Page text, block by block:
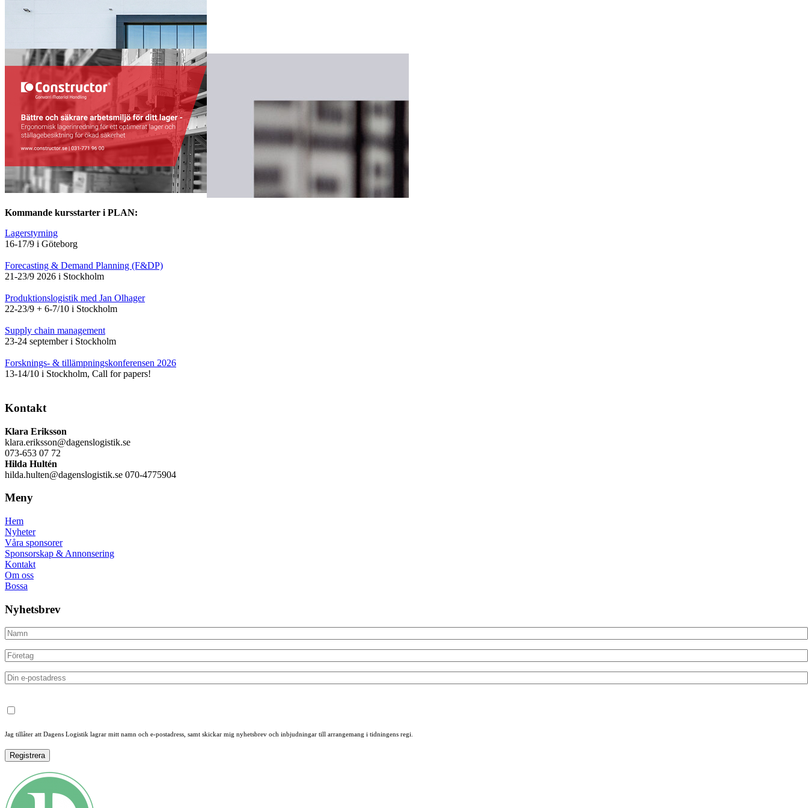
Kommande kursstarter i PLAN:
Lagerstyrning
16-17/9 i Göteborg
Forecasting & Demand Planning (F&DP)
21-23/9 2026 i Stockholm
Produktionslogistik med Jan Olhager
22-23/9 + 6-7/10 i Stockholm
Supply chain management
23-24 september i Stockholm
Forsknings- & tillämpningskonferensen 2026
13-14/10 i Stockholm, Call for papers!
Kontakt
Klara Eriksson
klara.eriksson@dagenslogistik.se
073-653 07 72
Hilda Hultén
hilda.hulten@dagenslogistik.se 070-4775904
Meny
Hem
Nyheter
Våra sponsorer
Sponsorskap & Annonsering
Kontakt
Om oss
Bossa
Nyhetsbrev
Jag tillåter att Dagens Logistik lagrar mitt namn och e-postadress, samt skickar mig nyhetsbrev och inbjudningar till arrangemang i tidningens regi.